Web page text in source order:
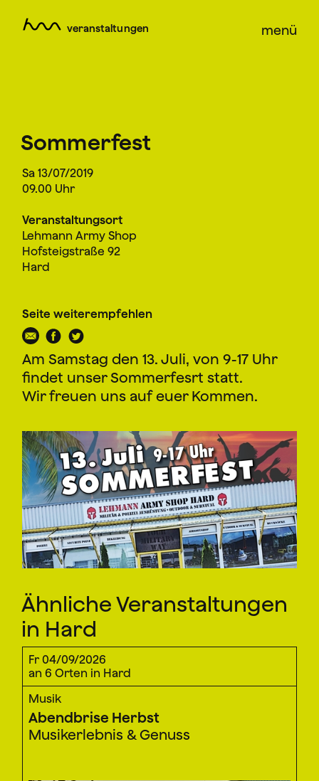
veranstaltungen menü
Sommerfest
Sa 13/07/2019
09.00 Uhr
Veranstaltungsort
Lehmann Army Shop
Hofsteigstraße 92
Hard
Seite weiterempfehlen
Am Samstag den 13. Juli, von 9-17 Uhr
findet unser Sommerfesrt statt.
Wir freuen uns auf euer Kommen.
Ähnliche Veranstaltungen
in Hard
Fr 04/09/2026
an 6 Orten in Hard
Musik
Abendbrise Herbst
Musikerlebnis & Genuss